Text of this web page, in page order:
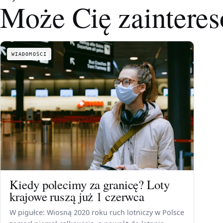
Może Cię
WIADOMOŚCI
Kiedy polecimy za granicę? Loty
krajowe ruszą już 1 czerwca
W pigułce: Wiosną 2020 roku ruch lotniczy w Polsce